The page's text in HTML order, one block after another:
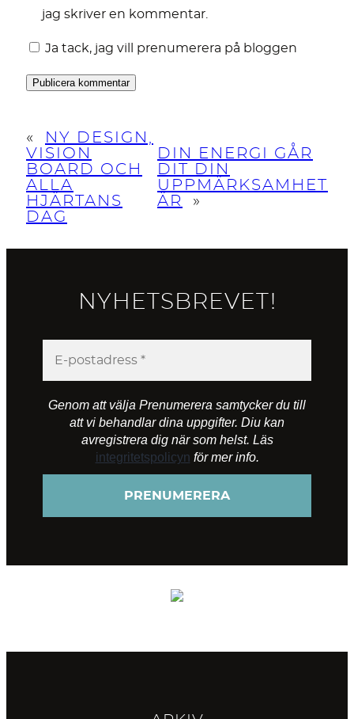
jag skriver en kommentar.
Ja tack, jag vill prenumerera på bloggen
«
NY DESIGN,
VISION
BOARD OCH
ALLA
HJÄRTANS
DAG
DIN ENERGI GÅR
DIT DIN
UPPMÄRKSAMHET
ÄR
»
NYHETSBREVET!
Genom att välja Prenumerera samtycker du till
att vi behandlar dina uppgifter. Diu kan
avregistrera dig när som helst. Läs
integritetspolicyn för mer info.